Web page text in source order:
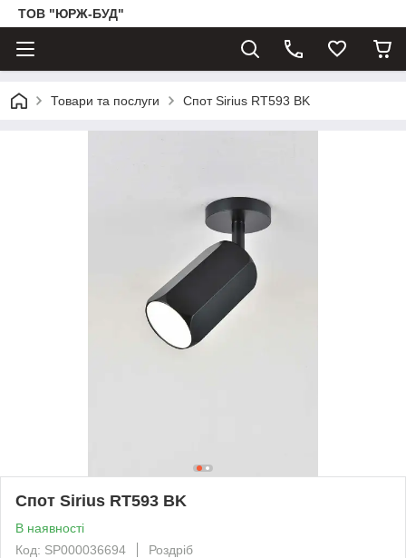
ТОВ "ЮРЖ-БУД"
Товари та послуги Спот Sirius RT593 BK
Спот Sirius RT593 BK
В наявності
Код: SP000036694
Роздріб